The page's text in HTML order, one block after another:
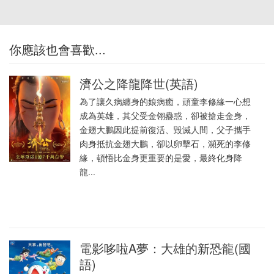
你應該也會喜歡...
濟公之降龍降世(英語)
為了讓久病纏身的娘病癒，頑童李修緣一心想
成為英雄，其父受金翎蠱惑，卻被搶走金身，
金翅大鵬因此提前復活、毀滅人間，父子攜手
肉身抵抗金翅大鵬，卻以卵擊石，瀕死的李修
緣，頓悟比金身更重要的是愛，最終化身降
龍...
電影哆啦A夢：大雄的新恐龍(國
語)